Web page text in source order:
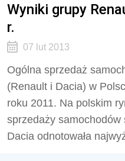
Wyniki grupy
r.
07 lut 2013
Ogólna sprzedaż
(Renault i Dacia) w
roku 2011. Na polskim
sprzedaży
Dacia odnotowała